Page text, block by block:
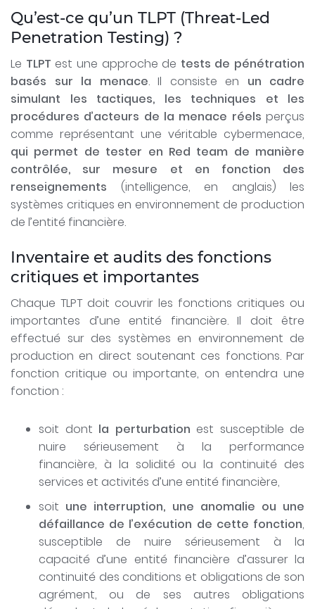
Qu’est-ce qu’un TLPT (Threat-Led
Penetration Testing) ?
Le TLPT est une approche de tests de pénétration
basés sur la menace. Il consiste en un cadre
simulant les tactiques, les techniques et les
procédures d’acteurs de la menace réels perçus
comme représentant une véritable cybermenace,
qui permet de tester en Red team de manière
contrôlée, sur mesure et en fonction des
renseignements (intelligence, en anglais) les
systèmes critiques en environnement de production
de l’entité financière.
Inventaire et audits des fonctions
critiques et importantes
Chaque TLPT doit couvrir les fonctions critiques ou
importantes d’une entité financière. Il doit être
effectué sur des systèmes en environnement de
production en direct soutenant ces fonctions. Par
fonction critique ou importante, on entendra une
fonction :
soit dont la perturbation est susceptible de
nuire sérieusement à la performance
financière, à la solidité ou la continuité des
services et activités d’une entité financière,
soit une interruption, une anomalie ou une
défaillance de l’exécution de cette fonction,
susceptible de nuire sérieusement à la
capacité d’une entité financière d’assurer la
continuité des conditions et obligations de son
agrément, ou de ses autres obligations